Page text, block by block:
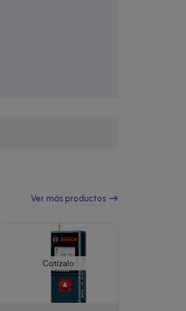
Ver más productos
Cotízalo